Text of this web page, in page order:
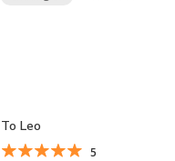
To Leo
5